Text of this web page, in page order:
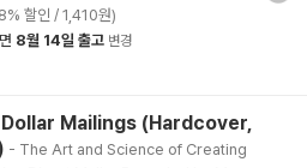
할인 / 1,410원)
8월 14일 출고 변경
Mailings (Hardcover,
- The Art and Science of Creating